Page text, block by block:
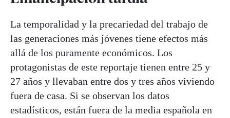
La temporalidad y la precariedad del trabajo de
las generaciones más jóvenes tiene efectos más
allá de los puramente económicos. Los
protagonistas de este reportaje tienen entre 25 y
27 años y llevaban entre dos y tres años viviendo
fuera de casa. Si se observan los datos
estadísticos, están fuera de la media española en